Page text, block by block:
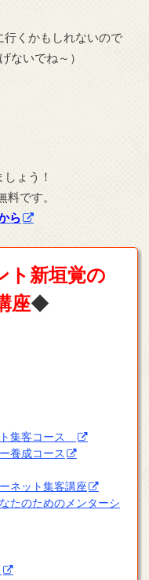
行くかもしれないので
ないでね～）
ょう！
です。
ら
ト新垣覚の
座◆
集客コース
養成コース
ネット集客講座
たのためのメンターシ